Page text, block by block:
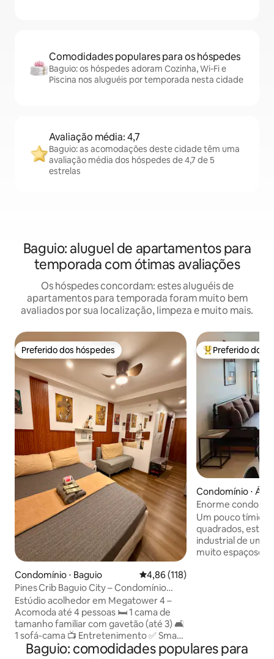
Comodidades populares para os hóspedes
Baguio: os hóspedes adoram Cozinha, Wi-Fi e
Piscina nos aluguéis por temporada nesta cidade
Avaliação média: 4,7
Baguio: as acomodações deste cidade têm uma
avaliação média dos hóspedes de 4,7 de 5
estrelas
Baguio: aluguel de apartamentos para
temporada com ótimas avaliações
Os hóspedes concordam: estes aluguéis de
apartamentos para temporada foram muito bem
avaliados por sua localização, limpeza e muito mais.
Preferido dos hóspedes
Preferido dos hóspedes
Condomínio ⋅ Baguio 4,86 de uma avaliação média de
4,86 (118)
Pines Crib Baguio City – Condomínio
aconchegante perto de Session
Estúdio acolhedor em Megatower 4 –
Acomoda até 4 pessoas 🛏️ 1 cama de
tamanho familiar com gavetão (até 3) 🛋️
1 sofá-cama 📺 Entretenimento ✅ Smart
TV de 50" (Netflix, Prime Video, Disney+)
Entre os
Preferido dos
Condomínio ⋅
on
Enorme
com varanda
Um pouco tímido
quadrados, este
industrial de um
muito espaçoso
Estacionamento
Baguio: comodidades populares para